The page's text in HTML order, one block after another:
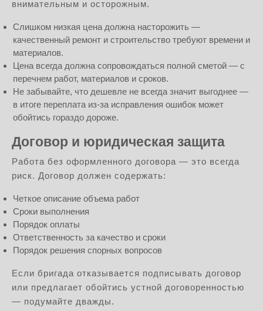
внимательным и осторожным.
Слишком низкая цена должна насторожить —
качественный ремонт и строительство требуют времени и
материалов.
Цена всегда должна сопровождаться полной сметой — с
перечнем работ, материалов и сроков.
Не забывайте, что дешевле не всегда значит выгоднее —
в итоге переплата из-за исправления ошибок может
обойтись гораздо дороже.
Договор и юридическая защита
Работа без оформленного договора — это всегда
риск. Договор должен содержать:
Четкое описание объема работ
Сроки выполнения
Порядок оплаты
Ответственность за качество и сроки
Порядок решения спорных вопросов
Если бригада отказывается подписывать договор
или предлагает обойтись устной договоренностью
— подумайте дважды.